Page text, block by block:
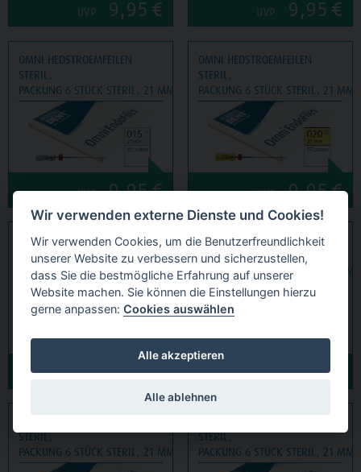
UVP 9,95 € UVP 9,95 €
OMNI HEDSTROEMFEILEN
STERIL,
PACKUNG 6 STÜCK STERIL, 21 MM, ISO 015
UVP 9,95€
OMNI HEDSTROEMFEILEN
STERIL,
PACKUNG 6 STÜCK STERIL, 21
UVP 9,95€
OMNI HEDSTROEMFEILEN
STERIL,
PACKUNG 6 STÜCK STERIL, 21 MM, ISO 025
UVP 9,95€
OMNI HEDSTROEMFEILEN
STERIL,
PACKUNG 6 STÜCK STERIL, 21
UVP 9,95
STERIL,
PACKUNG 6 STÜCK STERIL, 21 MM, ISO 035
STERIL,
PACKUNG 6 STÜCK STERIL, 21
Wir verwenden externe Dienste und Cookies!
Wir verwenden Cookies, um die Benutzerfreundlichkeit
unserer Website zu verbessern und sicherzustellen,
dass Sie die bestmögliche Erfahrung auf unserer
Website machen. Sie können die Einstellungen hierzu
gerne anpassen:Cookies auswählen
Alle akzeptieren
Alle ablehnen